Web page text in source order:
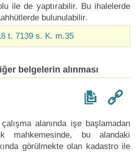
ile de yaptırabilir. Bu ihalelerde
bulunulabilir.
t. 7139 s. K. m.35
belgelerin alınması
alanında işe başlamadan
mahkemesinde, bu alandaki
görülmekte olan kadastro ile